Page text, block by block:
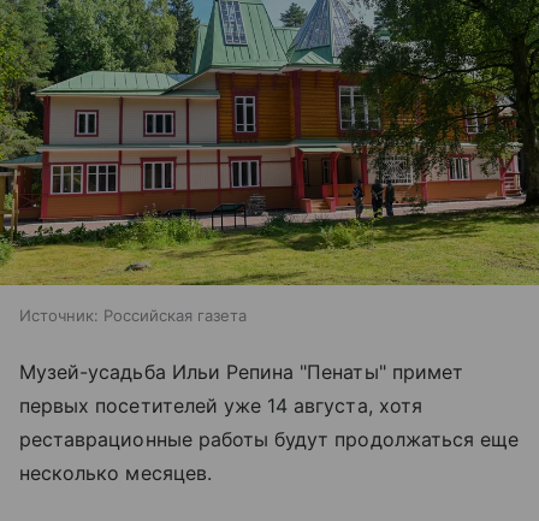
Источник: Российская газета
Музей-усадьба Ильи Репина "Пенаты" примет
первых посетителей уже 14 августа, хотя
реставрационные работы будут продолжаться еще
несколько месяцев.